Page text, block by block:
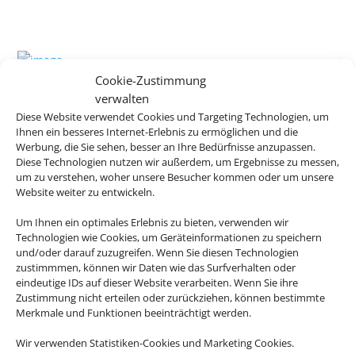
Cookie-Zustimmung
verwalten
Diese Website verwendet Cookies und Targeting Technologien, um
Ihnen ein besseres Internet-Erlebnis zu ermöglichen und die
Werbung, die Sie sehen, besser an Ihre Bedürfnisse anzupassen.
Diese Technologien nutzen wir außerdem, um Ergebnisse zu messen,
um zu verstehen, woher unsere Besucher kommen oder um unsere
Website weiter zu entwickeln.
Um Ihnen ein optimales Erlebnis zu bieten, verwenden wir
Technologien wie Cookies, um Geräteinformationen zu speichern
und/oder darauf zuzugreifen. Wenn Sie diesen Technologien
zustimmmen, können wir Daten wie das Surfverhalten oder
eindeutige IDs auf dieser Website verarbeiten. Wenn Sie ihre
Zustimmung nicht erteilen oder zurückziehen, können bestimmte
Merkmale und Funktionen beeinträchtigt werden.
Wir verwenden Statistiken-Cookies und Marketing Cookies.
Hotel Arno
Miramare di Rimini, Venedig & Nördliche
Adria
ab203 €
Hotel Mediterraneo Sorrento
Sant'Agnello, Neapel & Umland